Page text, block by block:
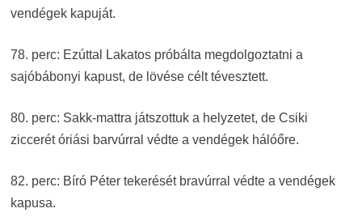
vendégek kapuját.
78. perc: Ezúttal Lakatos próbálta megdolgoztatni a
sajóbábonyi kapust, de lövése célt tévesztett.
80. perc: Sakk-mattra játszottuk a helyzetet, de Csiki
ziccerét óriási barvúrral védte a vendégek hálóőre.
82. perc: Bíró Péter tekerését bravúrral védte a vendégek
kapusa.